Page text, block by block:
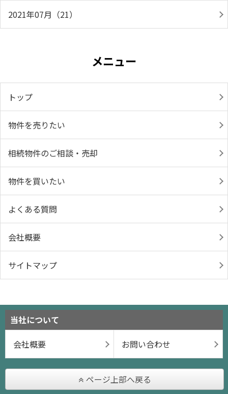
2021年07月（21）
メニュー
トップ
物件を売りたい
相続物件のご相談・売却
物件を買いたい
よくある質問
会社概要
サイトマップ
当社について
会社概要
お問い合わせ
ページ上部へ戻る